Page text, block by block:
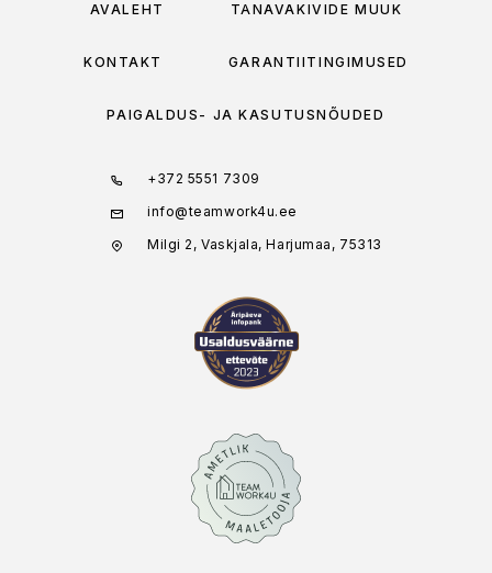
AVALEHT TÄNAVAKIVIDE MÜÜK
KONTAKT GARANTIITINGIMUSED
PAIGALDUS- JA KASUTUSNÕUDED
+372 5551 7309
info@teamwork4u.ee
Milgi 2, Vaskjala, Harjumaa, 75313